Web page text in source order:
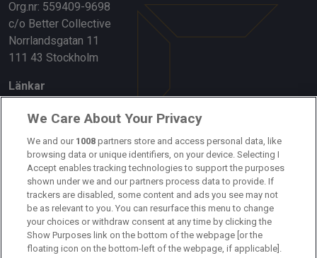
Org.nr: 559409-9698
c/o Better Collective
Norrlandsgatan 11
111 43 Stockholm
Länkar
Om oss
Kontakta oss
Kundtjänst
Sponsor: Rekatochklart
Annonsera på Fotbolldirekt
We Care About Your Privacy
We and our 1008 partners store and access personal data, like
browsing data or unique identifiers, on your device. Selecting I
Accept enables tracking technologies to support the purposes
shown under we and our partners process data to provide. If
trackers are disabled, some content and ads you see may not
be as relevant to you. You can resurface this menu to change
your choices or withdraw consent at any time by clicking the
Show Purposes link on the bottom of the webpage [or the
floating icon on the bottom-left of the webpage, if applicable].